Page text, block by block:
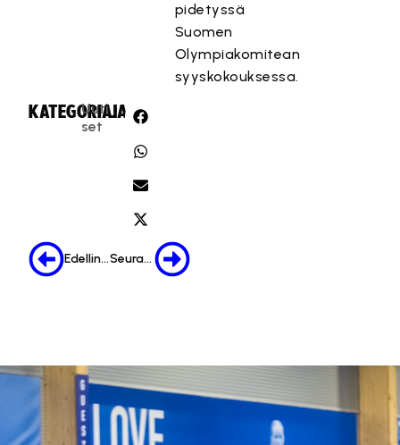
pidetyssä
Suomen
Olympiakomitean
syyskokouksessa.
KATEGORIA:
Uuti
set
JAA:
Edellinen Seuraava